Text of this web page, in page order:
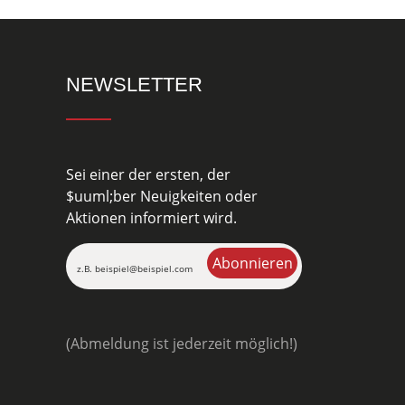
NEWSLETTER
Sei einer der ersten, der
$uuml;ber Neuigkeiten oder
Aktionen informiert wird.
(Abmeldung ist jederzeit möglich!)